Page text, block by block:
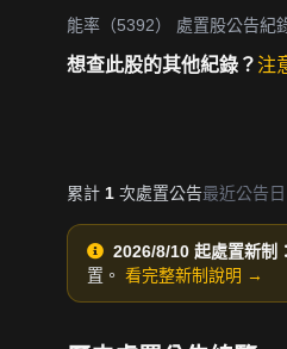
能率（5392） 處置股公告紀
想查此股的其他紀錄？注
累計 1 次處置公告最近公告日
2026/8/10 起處置新制：
置。 看完整新制說明 →